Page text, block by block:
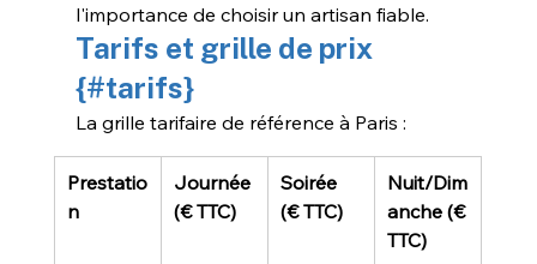
l'importance de choisir un artisan fiable.
Tarifs et grille de prix
{#tarifs}
La grille tarifaire de référence à Paris :
Prestatio
n
Journée
(€ TTC)
Soirée
(€ TTC)
Nuit/Dim
anche (€
TTC)